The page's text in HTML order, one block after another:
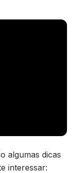
algumas dicas
interessar: